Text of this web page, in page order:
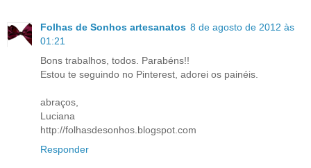
Folhas de Sonhos artesanatos 8 de agosto de 2012 às
01:21
Bons trabalhos, todos. Parabéns!!
Estou te seguindo no Pinterest, adorei os painéis.
abraços,
Luciana
http://folhasdesonhos.blogspot.com
Responder